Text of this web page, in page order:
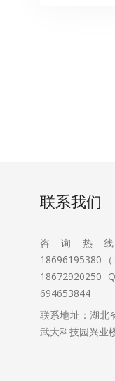
联系我们
咨询热线
18696195380
18672920250
694653844
联系地址：湖北
武大科技园兴业